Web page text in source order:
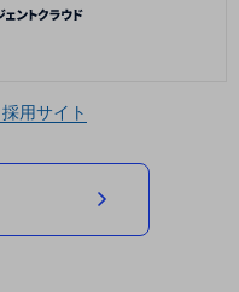
採用サイト